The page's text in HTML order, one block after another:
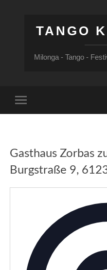
TANGO
Milonga - Tango -
Menü
Gasthaus Zorbas
Burgstraße 9,